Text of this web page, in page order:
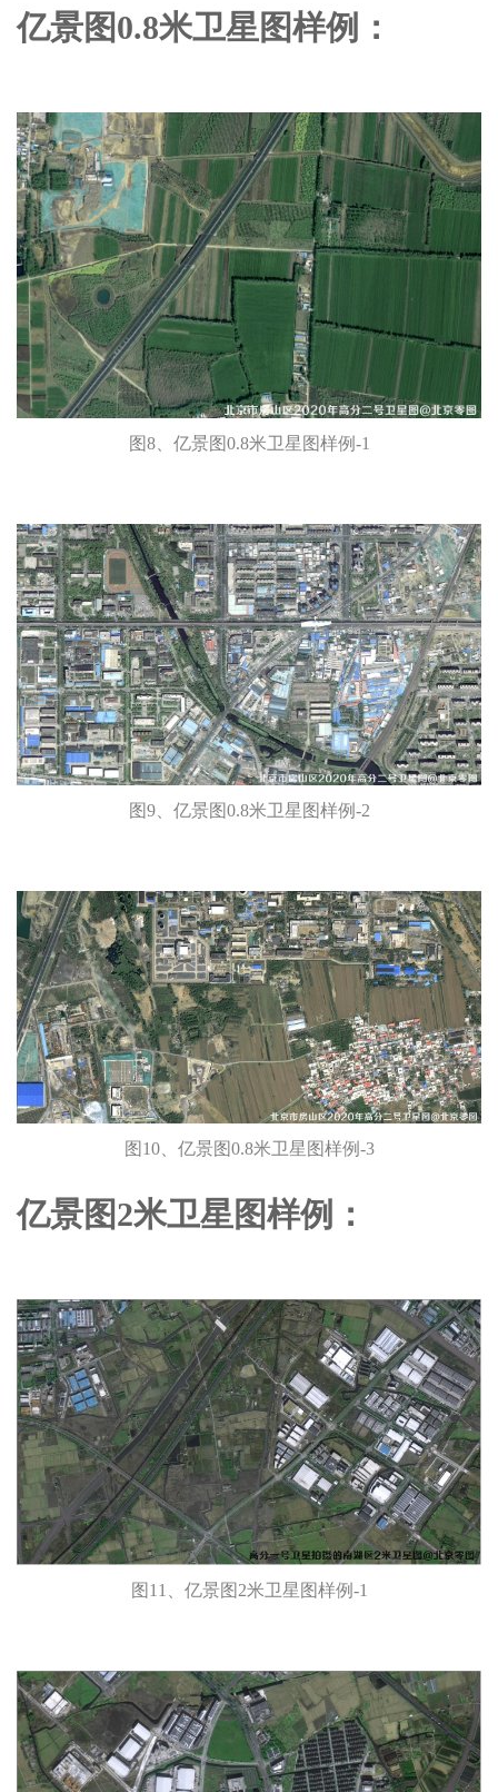
亿景图0.8米卫星图样例：
图8、亿景图0.8米卫星图样例-1
图9、亿景图0.8米卫星图样例-2
图10、亿景图0.8米卫星图样例-3
亿景图2米卫星图样例：
图11、亿景图2米卫星图样例-1